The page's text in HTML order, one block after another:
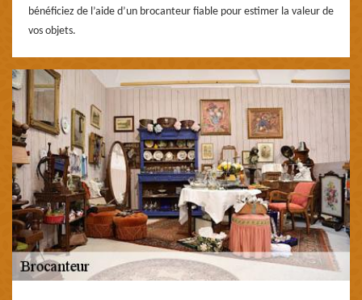
bénéficiez de l’aide d’un brocanteur fiable pour estimer la valeur de
vos objets.